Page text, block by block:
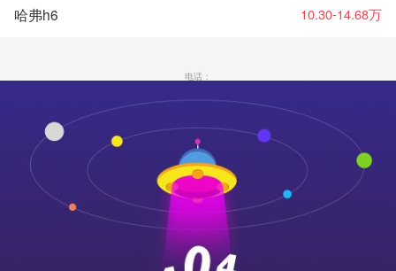
哈弗h6 10.30-14.68万
电话：